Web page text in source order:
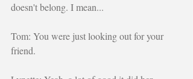
doesn't belong. I mean...
Tom: You were just looking out for your
friend.